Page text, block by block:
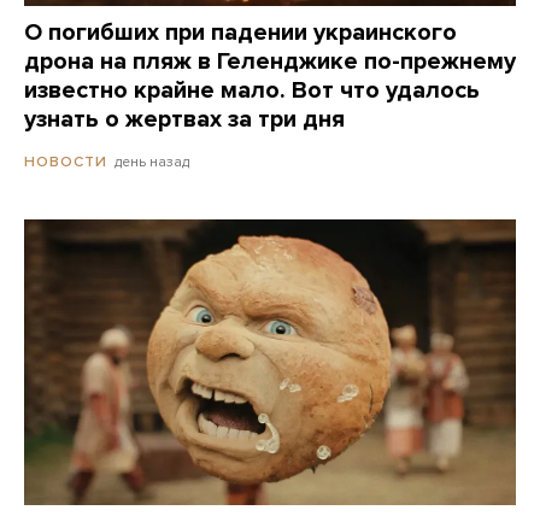
О погибших при падении украинского
дрона на пляж в Геленджике по-прежнему
известно крайне мало. Вот что удалось
узнать о жертвах за три дня
НОВОСТИ день назад